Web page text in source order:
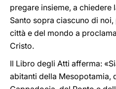
pregare insieme, a chiedere
Santo sopra ciascuno di
città e del mondo a
Cristo.
Il Libro degli Atti afferma:
abitanti della Mesopotamia,